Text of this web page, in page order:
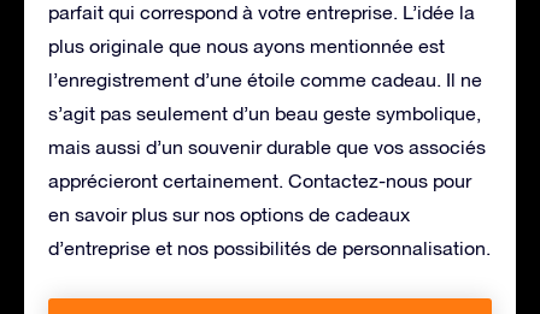
parfait qui correspond à votre entreprise. L’idée la
plus originale que nous ayons mentionnée est
l’enregistrement d’une étoile comme cadeau. Il ne
s’agit pas seulement d’un beau geste symbolique,
mais aussi d’un souvenir durable que vos associés
apprécieront certainement. Contactez-nous pour
en savoir plus sur nos options de cadeaux
d’entreprise et nos possibilités de personnalisation.